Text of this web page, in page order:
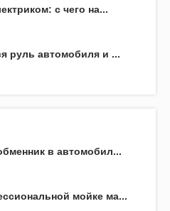
с чего на...
руль автомобиля и ...
в автомобил...
мойке ма...